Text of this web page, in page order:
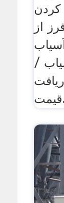
از
/